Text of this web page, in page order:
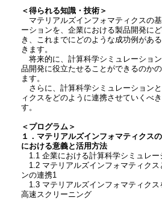
＜得られる知識・技術＞
マテリアルズインフォマティクスの
ーションを、企業における製品開発に
き、これまでにどのような成功例があ
きます。
将来的に、計算科学シミュレーショ
品開発に役立たせることができるのか
ます。
さらに、計算科学シミュレーション
ィクスをどのように連携させていくべ
す。
＜プログラム＞
１．マテリアルズインフォマティクス
における意義と活用方法
1.1 企業における計算科学シミュレー
1.2 マテリアルズインフォマティクス
ンの連携1
1.3 マテリアルズインフォマティクス
高速スクリーニング